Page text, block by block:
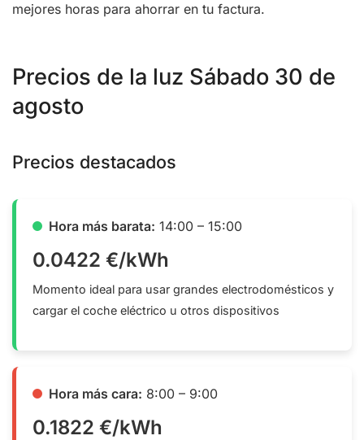
mejores horas para ahorrar en tu factura.
Precios de la luz Sábado 30 de
agosto
Precios destacados
Hora más barata: 14:00 – 15:00
0.0422 €/kWh
Momento ideal para usar grandes electrodomésticos y
cargar el coche eléctrico u otros dispositivos
Hora más cara: 8:00 – 9:00
0.1822 €/kWh